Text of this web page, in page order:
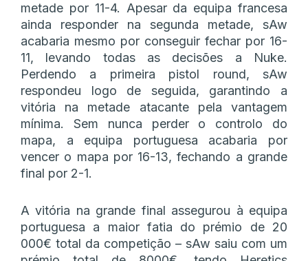
metade por 11-4. Apesar da equipa francesa
ainda responder na segunda metade, sAw
acabaria mesmo por conseguir fechar por 16-
11, levando todas as decisões a Nuke.
Perdendo a primeira pistol round, sAw
respondeu logo de seguida, garantindo a
vitória na metade atacante pela vantagem
mínima. Sem nunca perder o controlo do
mapa, a equipa portuguesa acabaria por
vencer o mapa por 16-13, fechando a grande
final por 2-1.
A vitória na grande final assegurou à equipa
portuguesa a maior fatia do prémio de 20
000€ total da competição – sAw saiu com um